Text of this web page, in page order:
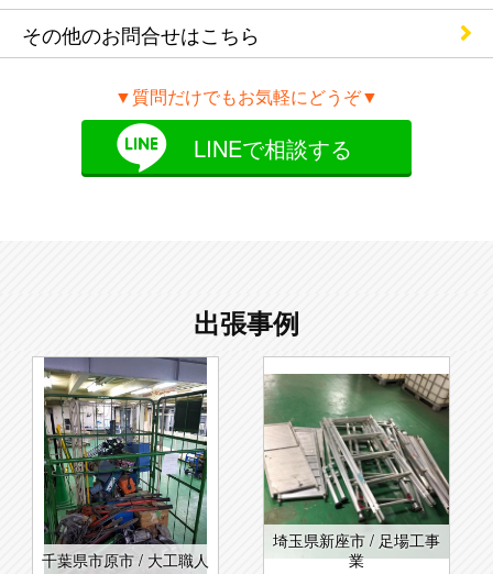
その他のお問合せはこちら
▼質問だけでもお気軽にどうぞ▼
LINEで相談する
出張事例
千葉県市原市 / 大工職人
埼玉県新座市 / 足場工事
業